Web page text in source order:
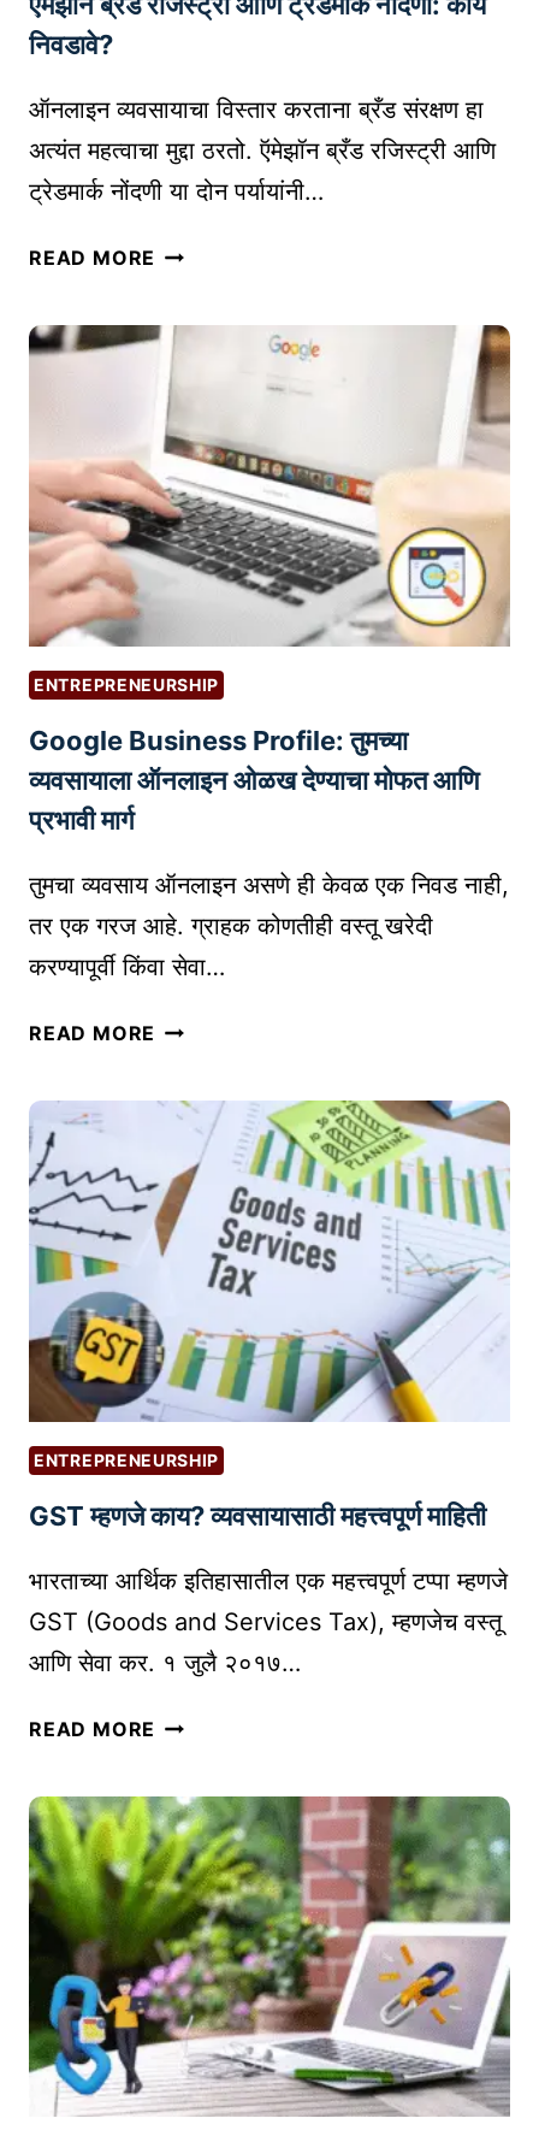
U
O
B
O
O
A
O
M
S
क्री
ठी
त
रू
क
ता
B
E
S
I
G
T
A
R
O
U
T
D
S
निवडावे?
ऑनलाइन व्यवसायाचा विस्तार करताना ब्रँड संरक्षण हा
अत्यंत महत्वाचा मुद्दा ठरतो. ऍमेझॉन ब्रँड रजिस्ट्री आणि
ट्रेडमार्क नोंदणी या दोन पर्यायांनी…
READ MORE
न
ब्रँ
ड
र
जि
स्ट्री
आ
ड
मा
र्क
नों
द
का
नि
व
वे
ENTREPRENEURSHIP
Google Business Profile: तुमच्या
व्यवसायाला ऑनलाइन ओळख देण्याचा मोफत आणि
प्रभावी मार्ग
तुमचा व्यवसाय ऑनलाइन असणे ही केवळ एक निवड नाही,
तर एक गरज आहे. ग्राहक कोणतीही वस्तू खरेदी
करण्यापूर्वी किंवा सेवा…
READ MORE G
E
B
U
I
N
E
S
S
P
R
F
I
च्या
व्य
व
सा
या
ला
ऑ
न
इ
ENTREPRENEURSHIP
GST म्हणजे काय? व्यवसायासाठी महत्त्वपूर्ण माहिती
भारताच्या आर्थिक इतिहासातील एक महत्त्वपूर्ण टप्पा म्हणजे
GST (Goods and Services Tax), म्हणजेच वस्तू
आणि सेवा कर. १ जुलै २०१७…
READ MORE G
म्ह
ण
जे
का
य
?
व्य
व
सा
या